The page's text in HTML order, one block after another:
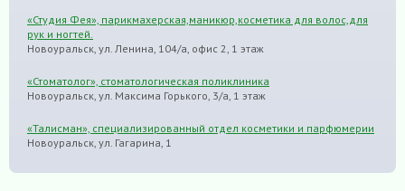
«Студия Фея», парикмахерская,маникюр,косметика для волос,для
рук и ногтей.
Новоуральск, ул. Ленина, 104/а, офис 2, 1 этаж
«Стоматолог», стоматологическая поликлиника
Новоуральск, ул. Максима Горького, 3/а, 1 этаж
«Талисман», специализированный отдел косметики и парфюмерии
Новоуральск, ул. Гагарина, 1